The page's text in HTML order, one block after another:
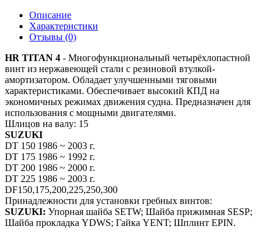
Описание
Характеристики
Отзывы (0)
HR TITAN 4 - Многофункциональный четырёхлопастной
винт из нержавеющей стали с резиновой втулкой-
амортизатором. Обладает улучшенными тяговыми
характеристиками. Обеспечивает высокий КПД на
экономичных режимах движения судна. Предназначен для
использования с мощными двигателями.
Шлицов на валу: 15
SUZUKI
DT 150 1986 ~ 2003 г.
DT 175 1986 ~ 1992 г.
DT 200 1986 ~ 2000 г.
DT 225 1986 ~ 2003 г.
DF150,175,200,225,250,300
Принадлежности для установки гребных винтов:
SUZUKI: Упорная шайба SETW; Шайба прижимная SESP;
Шайба прокладка YDWS; Гайка YENT; Шплинт EPIN.